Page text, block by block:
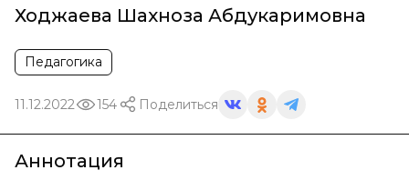
Ходжаева Шахноза Абдукаримовна
Педагогика
11.12.2022 154 Поделиться
Аннотация